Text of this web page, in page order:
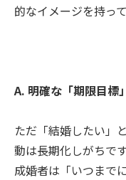
的なイメージを持っ
A. 明確な「期限目標
ただ「結婚したい」
動は長期化しがちです
成婚者は「いつまで